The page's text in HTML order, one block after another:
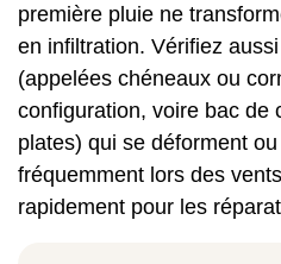
première pluie ne
en infiltration. Vérifiez
(appelées chéneaux ou
configuration, voire bac de
plates) qui se déforment
fréquemment lors des
rapidement pour les